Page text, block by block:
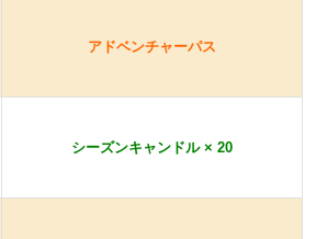
アドベンチャーパス
シーズンキャンドル × 20